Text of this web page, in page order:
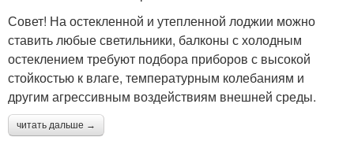
Совет! На остекленной и утепленной лоджии можно
ставить любые светильники, балконы с холодным
остеклением требуют подбора приборов с высокой
стойкостью к влаге, температурным колебаниям и
другим агрессивным воздействиям внешней среды.
читать дальше →